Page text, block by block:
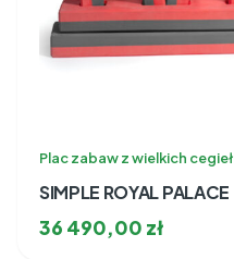
Plac zabaw z wielkich cegieł
SIMPLE ROYAL PALACE
36 490,00 zł